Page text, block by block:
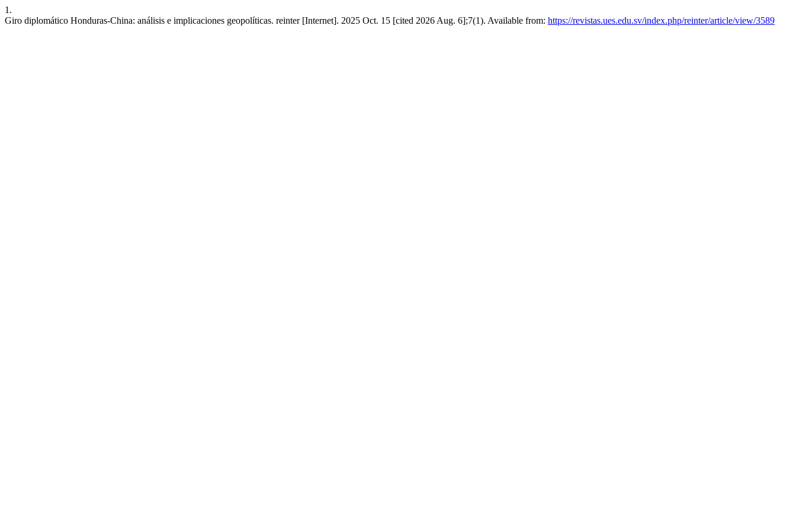
1.
Giro diplomático Honduras-China: análisis e implicaciones geopolíticas. reinter [Internet]. 2025 Oct. 15 [cited 2026 Aug. 6];7(1). Available from: https://revistas.ues.edu.sv/index.php/reinter/article/view/3589